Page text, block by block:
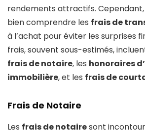
rendements attractifs.
bien comprendre les frais de
à l’achat pour éviter les surprises
frais, souvent sous-estimés,
frais de notaire, les honoraires
immobilière, et les frais de
Frais de Notaire
Les frais de notairesont